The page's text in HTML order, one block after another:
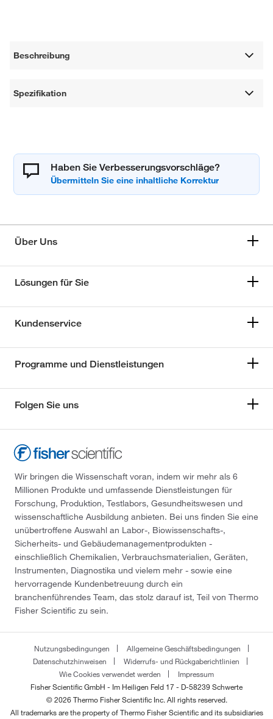
Beschreibung
Spezifikation
Haben Sie Verbesserungsvorschläge?
Über Uns
Lösungen für Sie
Kundenservice
Programme und Dienstleistungen
Folgen Sie uns
Wir bringen die Wissenschaft voran, indem wir mehr als 6
Millionen Produkte und umfassende Dienstleistungen für
Forschung, Produktion, Testlabors, Gesundheitswesen und
wissenschaftliche Ausbildung anbieten. Bei uns finden Sie eine
unübertroffene Auswahl an Labor-, Biowissenschafts-,
Sicherheits- und Gebäudemanagementprodukten -
einschließlich Chemikalien, Verbrauchsmaterialien, Geräten,
Instrumenten, Diagnostika und vielem mehr - sowie eine
hervorragende Kundenbetreuung durch ein
branchenführendes Team, das stolz darauf ist, Teil von Thermo
Fisher Scientific zu sein.
Nutzungsbedingungen
Allgemeine Geschäftsbedingungen
Datenschutzhinweisen
Widerrufs- und Rückgaberichtlinien
Wie Cookies verwendet werden
Impressum
Fisher Scientific GmbH - Im Heiligen Feld 17 - D-58239 Schwerte
© 2026 Thermo Fisher Scientific Inc. All rights reserved.
All trademarks are the property of Thermo Fisher Scientific and its subsidiaries